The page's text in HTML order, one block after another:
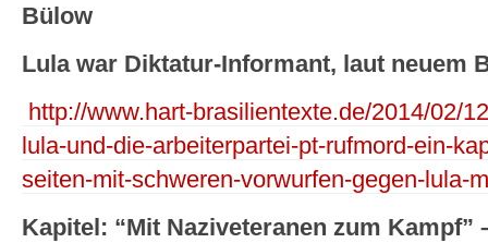
Bülow
Lula war Diktatur-Informant, laut neuem
http://www.hart-brasilientexte.de/2014/02/
lula-und-die-arbeiterpartei-pt-rufmord-ein-
seiten-mit-schweren-vorwurfen-gegen-lula-
Kapitel: “Mit Naziveteranen zum Kampf”